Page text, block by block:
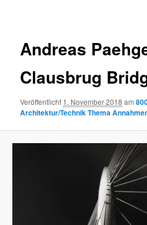
Andreas
Clausbrug
Veröffentlicht 1. November 2018 am
Architektur/Technik Thema